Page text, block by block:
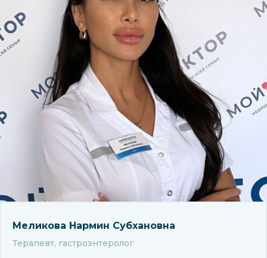
Меликова Нармин Субхановна
Терапевт, гастроэнтеролог